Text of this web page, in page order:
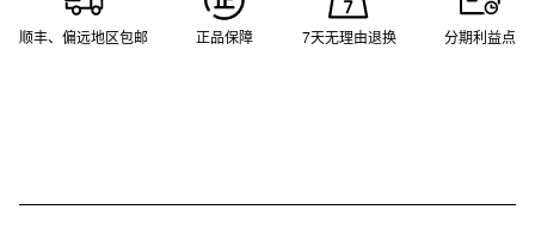
顺丰、偏远地区包邮 正品保障 7天无理由退换 分期利益点